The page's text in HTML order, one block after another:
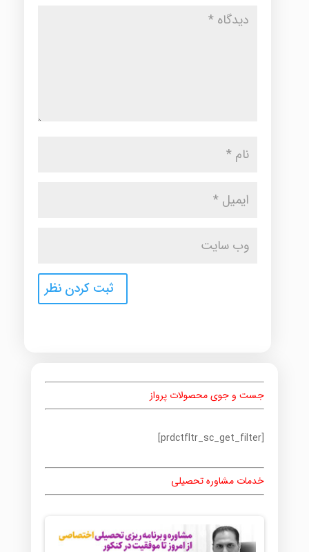
جست و جوی محصولات پرواز
[prdctfltr_sc_get_filter]
خدمات مشاوره تحصیلی